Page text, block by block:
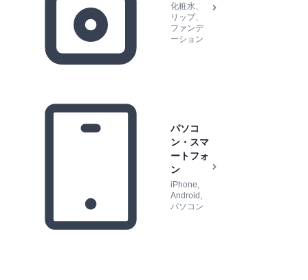
化粧水、
リップ、
ファンデ
ーション
パソコ
ン・スマ
ートフォ
ン
iPhone,
Android,
パソコン